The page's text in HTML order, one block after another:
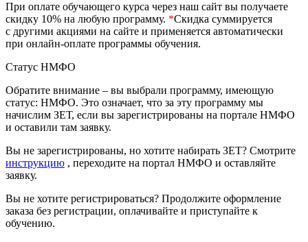
Экологическая безопасность в
промышленности
Управление охраной труда.
Допуски
Безопасность труда
Экономика и управление
Управление производством
общественного питания в
организации
При оплате обучающего курса через наш сайт вы получаете
скидку 10% на любую программу. *Скидка суммируется
с другими акциями на сайте и применяется автоматически
при онлайн-оплате программы обучения.
Статус НМФО
Обратите внимание – вы выбрали программу, имеющую
статус: НМФО. Это означает, что за эту программу мы
начислим ЗЕТ, если вы зарегистрированы на портале НМФО
и оставили там заявку.
Вы не зарегистрированы, но хотите набирать ЗЕТ? Смотрите
инструкцию , переходите на портал НМФО и оставляйте
заявку.
Вы не хотите регистрироваться? Продолжите оформление
заказа без регистрации, оплачивайте и приступайте к
обучению.